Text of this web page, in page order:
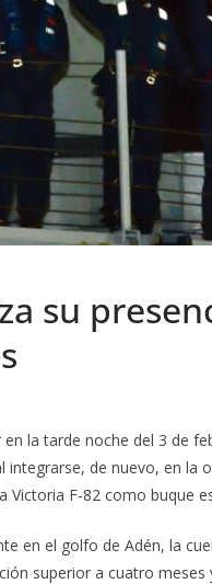
su
la tarde noche del 3 de
de nuevo, en la
F-82 como buque
en el golfo de Adén, la
superior a cuatro